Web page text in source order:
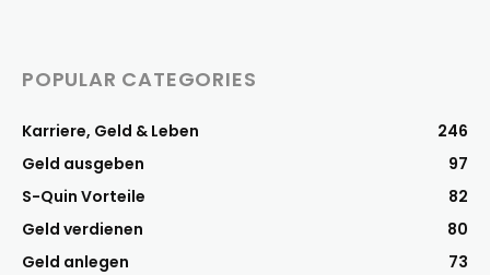
POPULAR CATEGORIES
Karriere, Geld & Leben
246
Geld ausgeben
97
S-Quin Vorteile
82
Geld verdienen
80
Geld anlegen
73